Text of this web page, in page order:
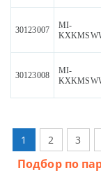
30123007
MI-
30123008
MI-
1 2 3
Подбор по